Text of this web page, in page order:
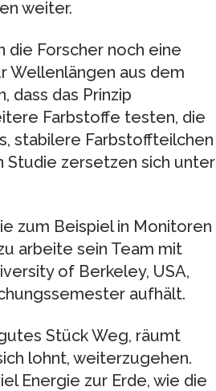
weiter.
die Forscher noch eine
Wellenlängen aus dem
dass das Prinzip
Farbstoffe testen, die
stabilere Farbstoffteilchen
Studie zersetzen sich unter
zum Beispiel in Monitoren
arbeite sein Team mit
of Berkeley, USA,
aufhält.
Stück Weg, räumt
lohnt, weiterzugehen.
Energie zur Erde, wie die